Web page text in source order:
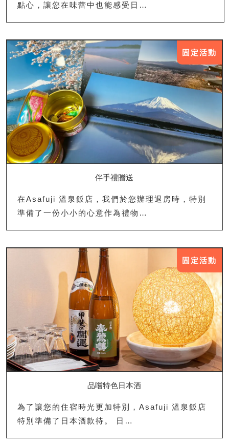
點心，讓您在味蕾中也能感受日…
固定活動
伴手禮贈送
在Asafuji 溫泉飯店，我們於您辦理退房時，特別
準備了一份小小的心意作為禮物…
固定活動
品嚐特色日本酒
為了讓您的住宿時光更加特別，Asafuji 溫泉飯店
特別準備了日本酒款待。 日…